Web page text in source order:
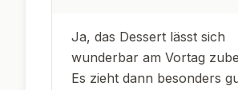
Ja, das Dessert lässt sich
wunderbar am Vortag
Es zieht dann besonders